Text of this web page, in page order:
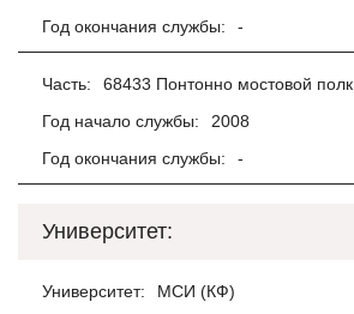
Год окончания службы:
-
Часть:
68433 Понтонно мостовой полк
Год начало службы:
2008
Год окончания службы:
-
Университет:
Университет:
МСИ (КФ)